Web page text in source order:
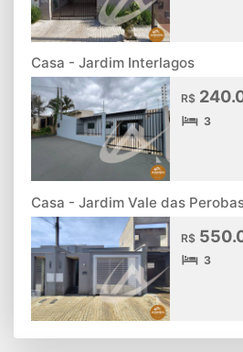
Casa - Jardim Interlagos
R$
3
Casa - Jardim Vale das
R$
3